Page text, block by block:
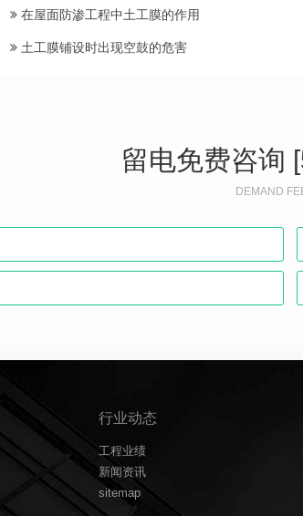
在屋面防渗工程中土工膜的作用
土工膜铺设时出现空鼓的危害
留电免费咨询
DEMAND
行业动态
工程业绩
新闻资讯
sitemap